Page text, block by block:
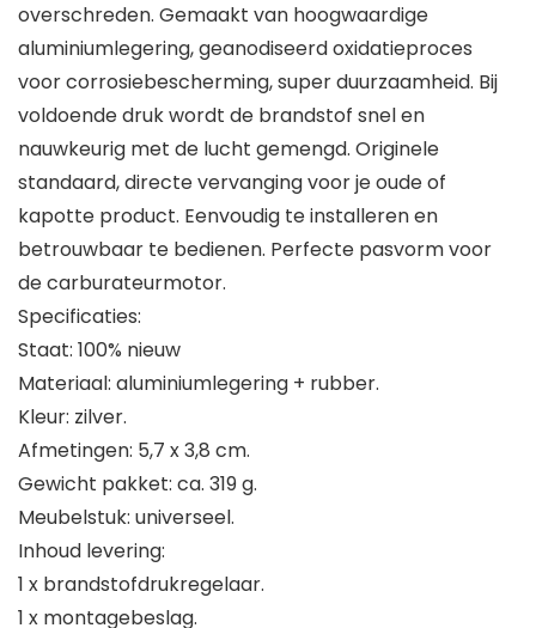
overschreden. Gemaakt van hoogwaardige
aluminiumlegering, geanodiseerd oxidatieproces
voor corrosiebescherming, super duurzaamheid. Bij
voldoende druk wordt de brandstof snel en
nauwkeurig met de lucht gemengd. Originele
standaard, directe vervanging voor je oude of
kapotte product. Eenvoudig te installeren en
betrouwbaar te bedienen. Perfecte pasvorm voor
de carburateurmotor.
Specificaties:
Staat: 100% nieuw
Materiaal: aluminiumlegering + rubber.
Kleur: zilver.
Afmetingen: 5,7 x 3,8 cm.
Gewicht pakket: ca. 319 g.
Meubelstuk: universeel.
Inhoud levering:
1 x brandstofdrukregelaar.
1 x montagebeslag.